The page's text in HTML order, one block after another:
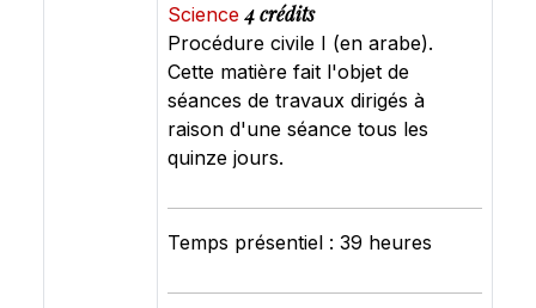
Science4 crédits
Procédure civile I (en arabe).
Cette matière fait l'objet de
séances de travaux dirigés à
raison d'une séance tous les
quinze jours.
Temps présentiel : 39 heures